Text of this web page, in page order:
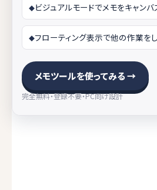
ビジュアルモードでメモをキャン
フローティング表示で他の作業を
メモツールを使ってみる →
完全無料・登録不要・PC向け設計